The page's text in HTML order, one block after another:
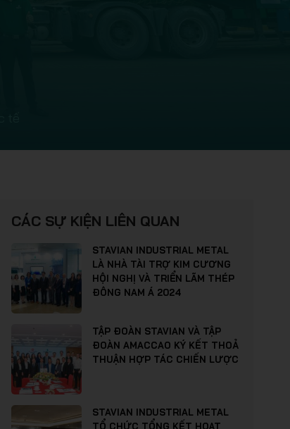
CÁC SỰ KIỆN LIÊN QUAN
STAVIAN INDUSTRIAL METAL
LÀ NHÀ TÀI TRỢ KIM CƯƠNG
HỘI NGHỊ VÀ TRIỂN LÃM THÉP
ĐÔNG NAM Á 2024
TẬP ĐOÀN STAVIAN VÀ TẬP
ĐOÀN AMACCAO KÝ KẾT THOẢ
THUẬN HỢP TÁC CHIẾN LƯỢC
STAVIAN INDUSTRIAL METAL
TỔ CHỨC TỔNG KẾT HOẠT